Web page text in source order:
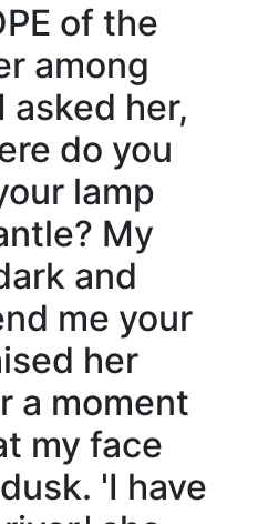
of the
among
asked her,
do you
lamp
My
and
me your
her
a moment
my face
'I have